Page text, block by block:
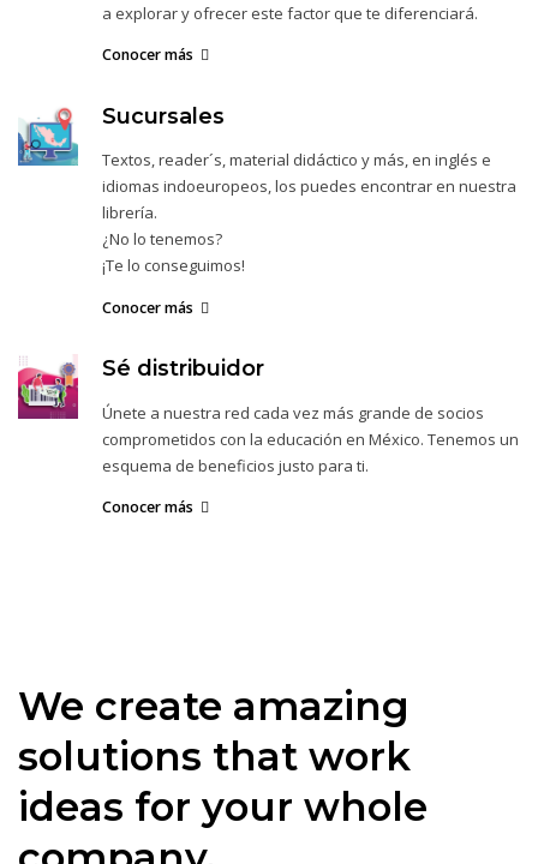
a explorar y ofrecer este factor que te diferenciará.
Conocer más
Sucursales
Textos, reader´s, material didáctico y más, en inglés e
idiomas indoeuropeos, los puedes encontrar en nuestra
librería.
¿No lo tenemos?
¡Te lo conseguimos!
Conocer más
Sé distribuidor
Únete a nuestra red cada vez más grande de socios
comprometidos con la educación en México. Tenemos un
esquema de beneficios justo para ti.
Conocer más
We create amazing
solutions that work
ideas for your whole